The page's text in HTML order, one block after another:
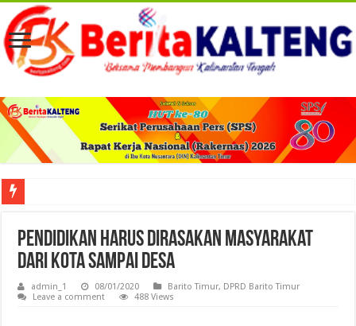
Pendidikan Harus Dirasakan Masyarakat
Dari Kota Sampai Desa
admin_1 08/01/2020 Barito Timur, DPRD Barito Timur
Leave a comment
488 Views